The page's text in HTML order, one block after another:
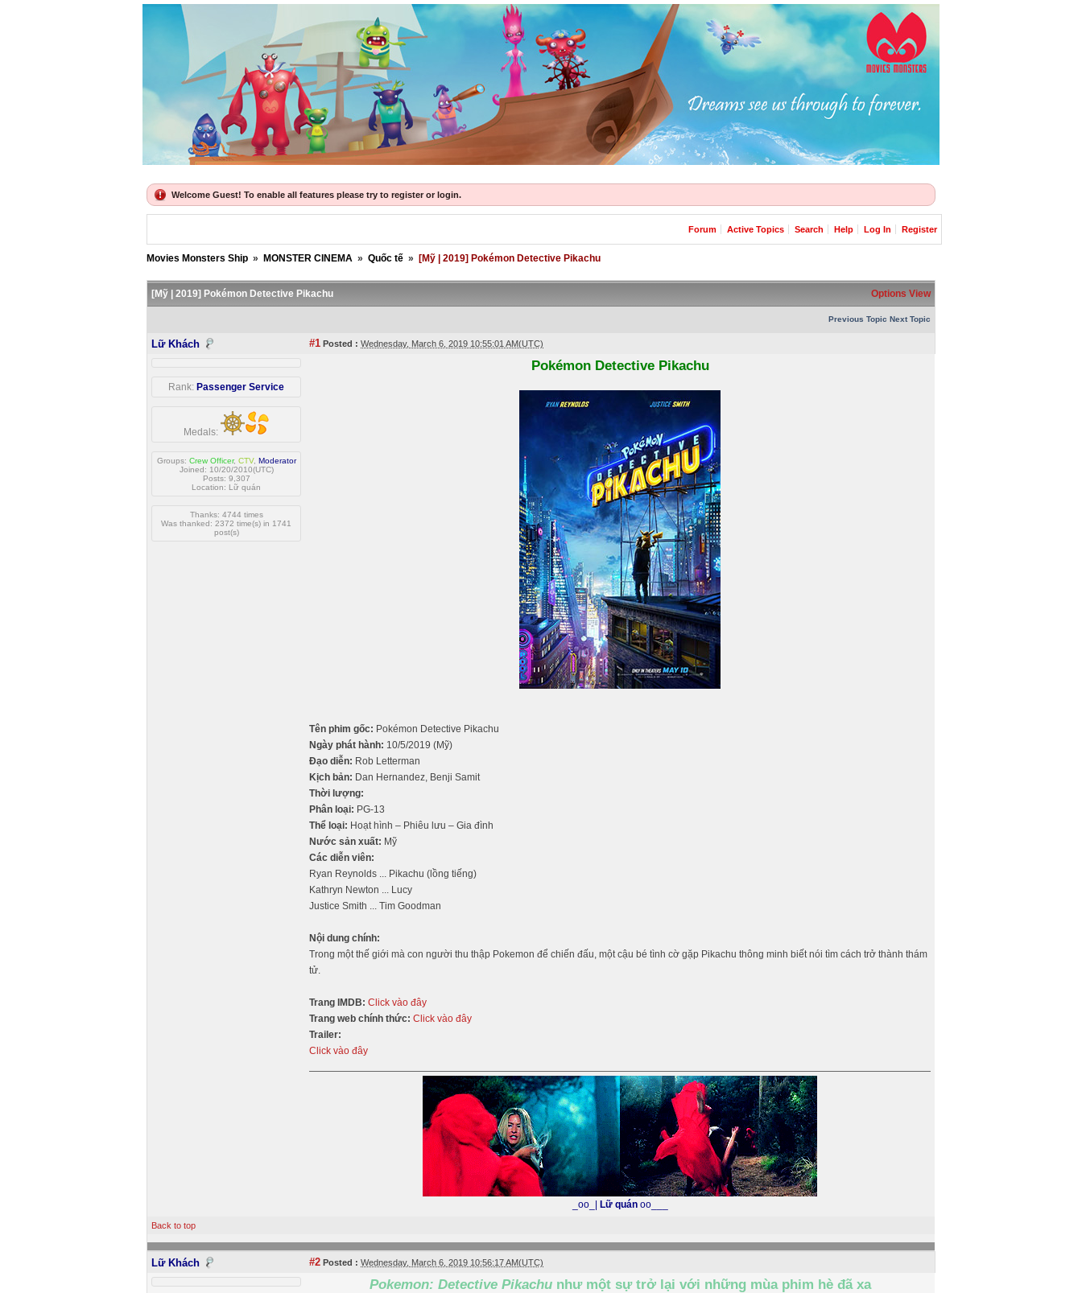
Welcome Guest! To enable all features please try to register or login.
Forum Active Topics Search Help Log In Register
Movies Monsters Ship » MONSTER CINEMA » Quốc tế » [Mỹ | 2019] Pokémon Detective Pikachu
[Mỹ | 2019] Pokémon Detective Pikachu Options View
Previous Topic Next Topic
Lữ Khách #1 Posted : Wednesday, March 6, 2019 10:55:01 AM(UTC)
Rank: Passenger Service
Medals:
Groups: Crew Officer, CTV, Moderator
Joined: 10/20/2010(UTC)
Posts: 9,307
Location: Lữ quán
Thanks: 4744 times
Was thanked: 2372 time(s) in 1741
post(s)
Pokémon Detective Pikachu
Tên phim gốc: Pokémon Detective Pikachu
Ngày phát hành: 10/5/2019 (Mỹ)
Đạo diễn: Rob Letterman
Kịch bản: Dan Hernandez, Benji Samit
Thời lượng:
Phân loại: PG-13
Thể loại: Hoạt hình – Phiêu lưu – Gia đình
Nước sản xuất: Mỹ
Các diễn viên:
Ryan Reynolds ... Pikachu (lồng tiếng)
Kathryn Newton ... Lucy
Justice Smith ... Tim Goodman
Nội dung chính:
Trong một thế giới mà con người thu thập Pokemon để chiến đấu, một cậu bé tình cờ gặp Pikachu thông minh biết nói tìm cách trở thành thám
tử.
Trang IMDB: Click vào đây
Trang web chính thức: Click vào đây
Trailer:
Click vào đây
_oo_| Lữ quán oo___
Back to top
Lữ Khách #2 Posted : Wednesday, March 6, 2019 10:56:17 AM(UTC)
Pokemon: Detective Pikachunhư một sự trở lại với những mùa phim hè đã xa